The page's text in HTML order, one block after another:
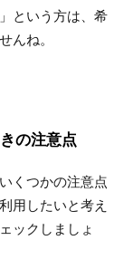
という方は、希
んね。
の注意点
くつかの注意点
用したいと考え
ックしましょ